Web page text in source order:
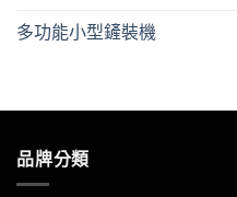
多功能小型鏟裝機
品牌分類